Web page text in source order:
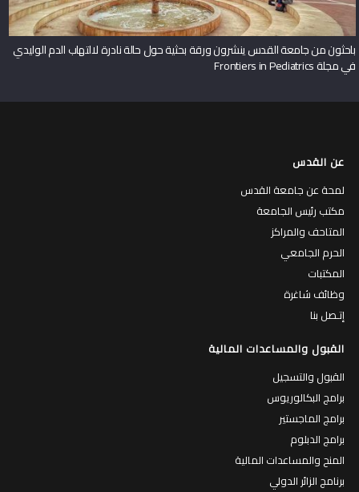
باحثون من جامعة القدس ينشرون ورقة بحثية حول حالة نادرة لالتهاب الدم الوليدي
في مجلة Frontiers in Pediatrics
عن القدس
لمحة عن جامعة القدس
مكتب رئيس الجامعة
المتاحف والمراكز
الحرم الجامعي
المكتبات
وظائف شاغرة
إتـصل بنا
القبول والمساعدات المالية
القبول والتسجيل
برامج البكالوريوس
برامج الماجستير
برامج الدبلوم
المنح والمساعدات المالية
برنامج الزائر الدولي